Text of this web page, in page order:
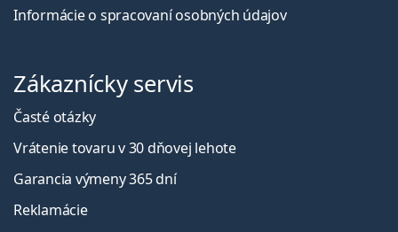
Informácie o spracovaní osobných údajov
Zákaznícky servis
Časté otázky
Vrátenie tovaru v 30 dňovej lehote
Garancia výmeny 365 dní
Reklamácie